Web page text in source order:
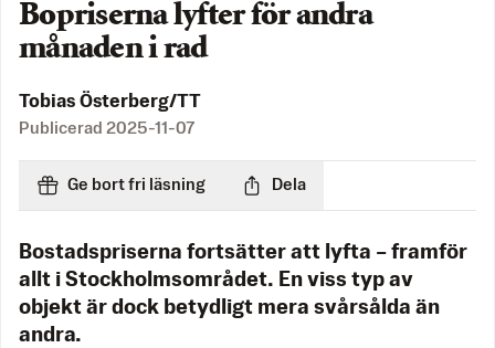
Bopriserna lyfter för andra
månaden i rad
Tobias Österberg/TT
Publicerad 2025-11-07
Ge bort fri läsning Dela
Bostadspriserna fortsätter att lyfta – framför
allt i Stockholmsområdet. En viss typ av
objekt är dock betydligt mera svårsålda än
andra.